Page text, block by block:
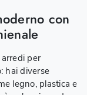
con
per
hai diverse
legno, plastica e